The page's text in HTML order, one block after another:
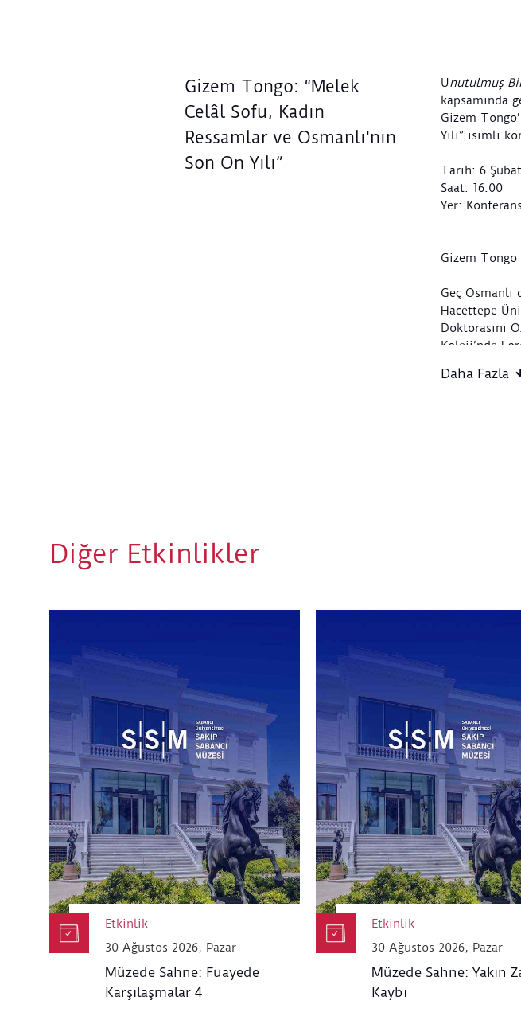
Gizem Tongo: “Melek
Celâl Sofu, Kadın
Ressamlar ve Osmanlı'nın
Son On Yılı”
Unutulmuş
kapsamında
Gizem
Yılı” isimli
Tarih: 6
Saat: 16.00
Yer:
Gizem Tongo
Geç
Hacettepe
Doktorasını
Koleji’nde
sonrası
Üniversitesi,
Daha Fazla
Diğer Etkinlikler
Etkinlik
30 Ağustos 2026, Pazar
Müzede Sahne: Fuayede
Karşılaşmalar 4
Etkinlik
30 Ağustos 2026, Pazar
Müzede Sahne: Yakın
Kaybı